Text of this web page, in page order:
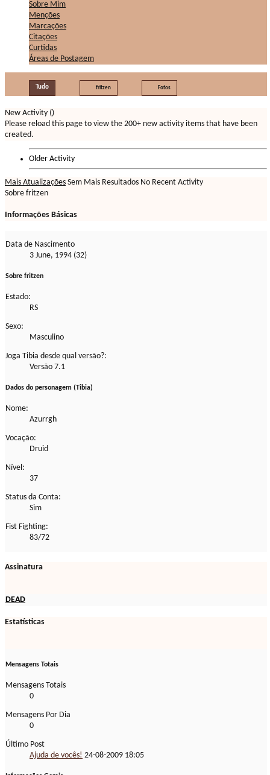
Sobre Mim
Menções
Marcações
Citações
Curtidas
Áreas de Postagem
Tudo fritzen Fotos
New Activity ()
Please reload this page to view the 200+ new activity items that have been
created.
Older Activity
Mais Atualizações Sem Mais Resultados No Recent Activity
Sobre fritzen
Informações Básicas
Data de Nascimento
3 June, 1994 (32)
Sobre fritzen
Estado:
RS
Sexo:
Masculino
Joga Tibia desde qual versão?:
Versão 7.1
Dados do personagem (Tibia)
Nome:
Azurrgh
Vocação:
Druid
Nível:
37
Status da Conta:
Sim
Fist Fighting:
83/72
Assinatura
DEAD
Estatísticas
Mensagens Totais
Mensagens Totais
0
Mensagens Por Dia
0
Último Post
Ajuda de vocês! 24-08-2009 18:05